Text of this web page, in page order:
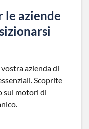
le aziende
azienda di
Scoprite
sui motori di